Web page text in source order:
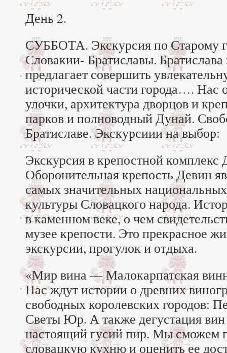
День 2.
СУББОТА. Экскурсия по Старому
Словакии- Братиславы.
предлагает совершить
исторической части города…. Нас
улочки, архитектура дворцов и
парков и полноводный Дунай.
Братиславе. Экскурсиии на выбор:
Экскурсия в крепостной комплекс
Оборонительная крепость Девин
самых значительных
культуры Словацкого народа.
в каменном веке, о чем
музее крепости. Это прекрасное
экскурсии, прогулок и отдыха.
«Мир вина — Малокарпатская
Нас ждут истории о древних
свободных королевских городов:
Светы Юр. А также дегустация
настоящий гусий пир. Мы сможем
словацкую кухню и оценить ее